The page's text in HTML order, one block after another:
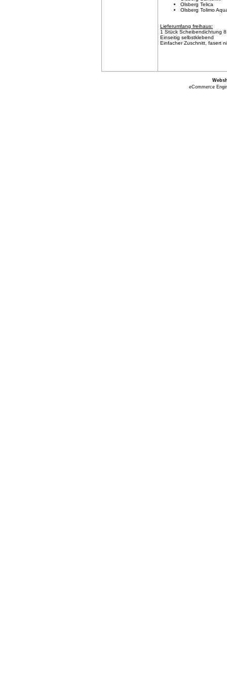
Olsberg Telica
Olsberg Tolimo
Lieferumfang freihaus:
1 Stück Scheibendichtung
Einseitig selbstklebend
Einfacher Zuschnitt, fasert
eCommerce